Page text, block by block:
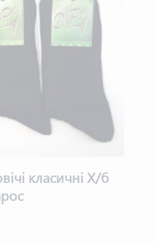
класичні Х/б